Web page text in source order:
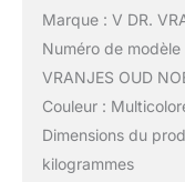
Marque : V DR.
Numéro de modèle
VRANJES OUD
Couleur :
Dimensions du
kilogrammes